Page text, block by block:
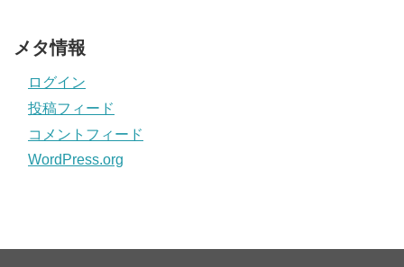
メタ情報
ログイン
投稿フィード
コメントフィード
WordPress.org